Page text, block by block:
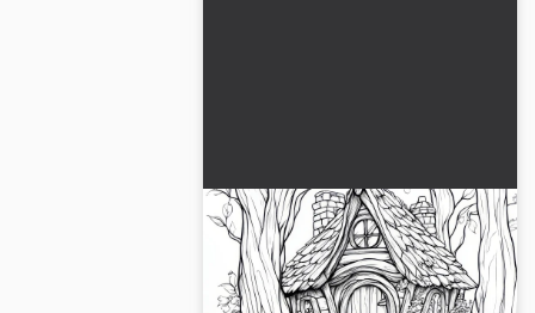
Bosque encantado: Dibujo
para colorear de la casa de
la bruja (Gratis)
Escena misteriosa en el bosque